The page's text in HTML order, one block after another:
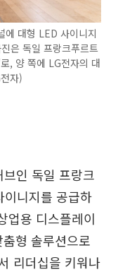
대형 LED 사이니지
은 독일 프랑크푸르트
, 양 쪽에 LG전자의 대
자)
인 독일 프랑크
니지를 공급하
업용 디스플레이
형 솔루션으로
리더십을 키워나